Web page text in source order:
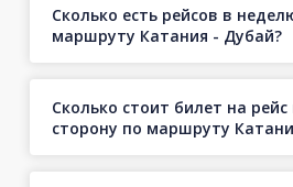
Сколько есть рейсов в
маршруту Катания - Дубай?
Сколько стоит билет на рейс
сторону по маршруту